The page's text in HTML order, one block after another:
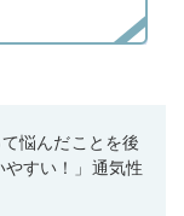
悩んだことを後
すい！」通気性